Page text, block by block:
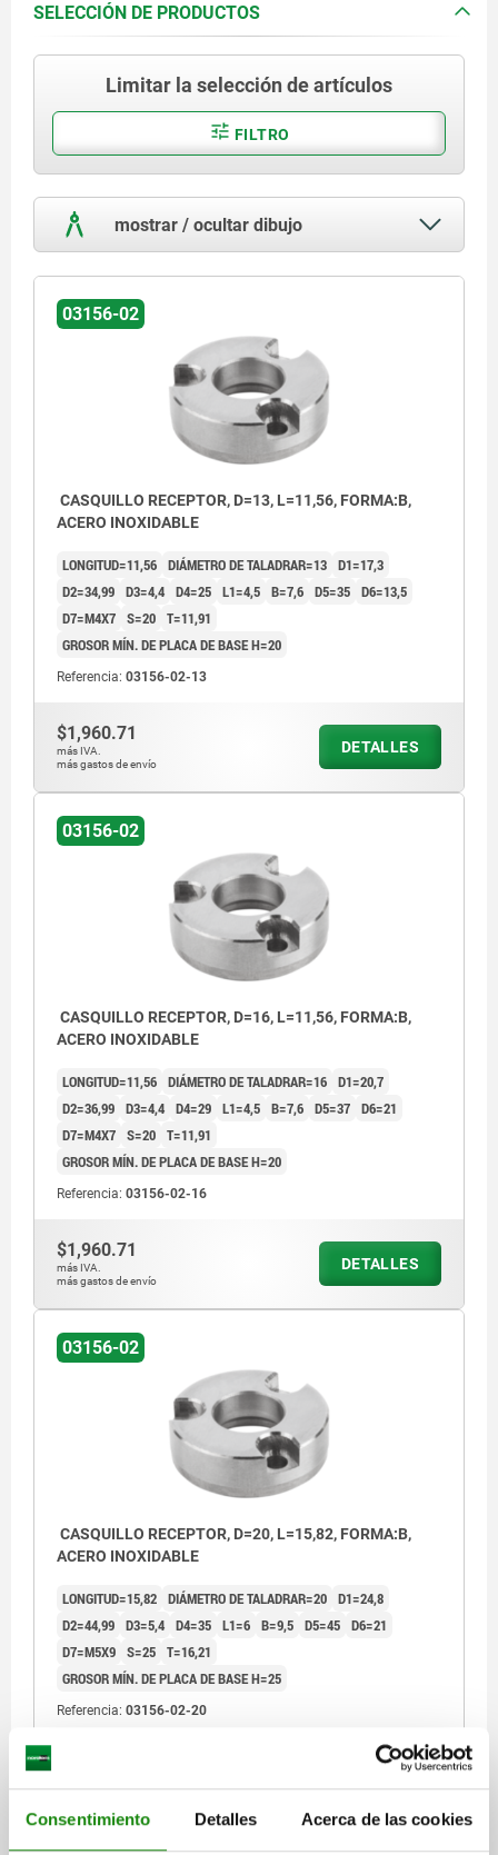
Consentimiento Detalles Acerca de las cookies
SELECCIÓN DE PRODUCTOS
Limitar la selección de artículos
FILTRO
mostrar / ocultar dibujo
1) Placa base
03156-02
CASQUILLO RECEPTOR, D=13, L=11,56, FORMA:B,
ACERO INOXIDABLE
LONGITUD=11,56 DIÁMETRO DE TALADRAR=13 D1=17,3
D2=34,99 D3=4,4 D4=25 L1=4,5 B=7,6 D5=35 D6=13,5
D7=M4X7 S=20 T=11,91
GROSOR MÍN. DE PLACA DE BASE H=20
Referencia: 03156-02-13
$1,960.71
más IVA.
más gastos de envío
DETALLES
03156-02
CASQUILLO RECEPTOR, D=16, L=11,56, FORMA:B,
ACERO INOXIDABLE
LONGITUD=11,56 DIÁMETRO DE TALADRAR=16 D1=20,7
D2=36,99 D3=4,4 D4=29 L1=4,5 B=7,6 D5=37 D6=21
D7=M4X7 S=20 T=11,91
GROSOR MÍN. DE PLACA DE BASE H=20
Referencia: 03156-02-16
$1,960.71
más IVA.
más gastos de envío
DETALLES
03156-02
CASQUILLO RECEPTOR, D=20, L=15,82, FORMA:B,
ACERO INOXIDABLE
LONGITUD=15,82 DIÁMETRO DE TALADRAR=20 D1=24,8
D2=44,99 D3=5,4 D4=35 L1=6 B=9,5 D5=45 D6=21
D7=M5X9 S=25 T=16,21
GROSOR MÍN. DE PLACA DE BASE H=25
Referencia: 03156-02-20